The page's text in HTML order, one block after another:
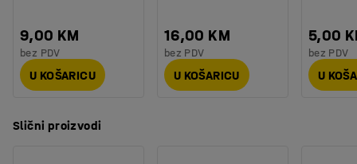
9,00 KM
bez PDV
U KOŠARICU
16,00 KM
bez PDV
U KOŠARICU
5,00
bez PDV
U
Slični proizvodi